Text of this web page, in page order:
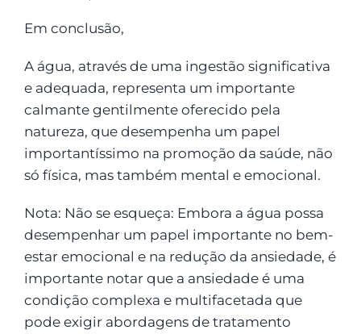
Em conclusão,
A água, através de uma ingestão significativa
e adequada, representa um importante
calmante gentilmente oferecido pela
natureza, que desempenha um papel
importantíssimo na promoção da saúde, não
só física, mas também mental e emocional.
Nota: Não se esqueça: Embora a água possa
desempenhar um papel importante no bem-
estar emocional e na redução da ansiedade, é
importante notar que a ansiedade é uma
condição complexa e multifacetada que
pode exigir abordagens de tratamento